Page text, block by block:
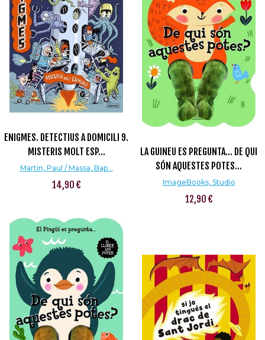
ENIGMES. DETECTIUS A DOMICILI 9.
MISTERIS MOLT ESP...
Martin, Paul / Massa, Bap...
14,90 €
LA GUINEU ES PREGUNTA... DE QUI
SÓN AQUESTES POTES...
ImageBooks, Studio
12,90 €